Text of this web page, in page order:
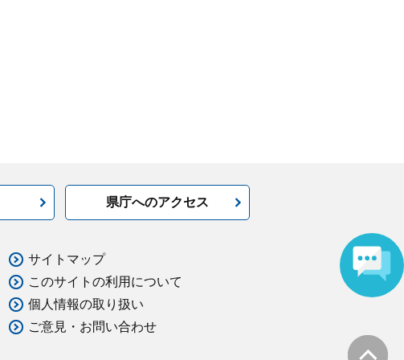
県庁へのアクセス
サイトマップ
このサイトの利用について
個人情報の取り扱い
ご意見・お問い合わせ